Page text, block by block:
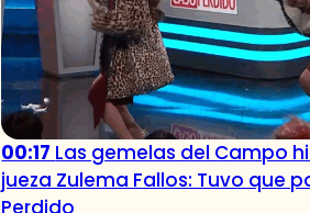
00:17 Las gemelas del Campo
jueza Zulema Fallos: Tuvo que
Perdido